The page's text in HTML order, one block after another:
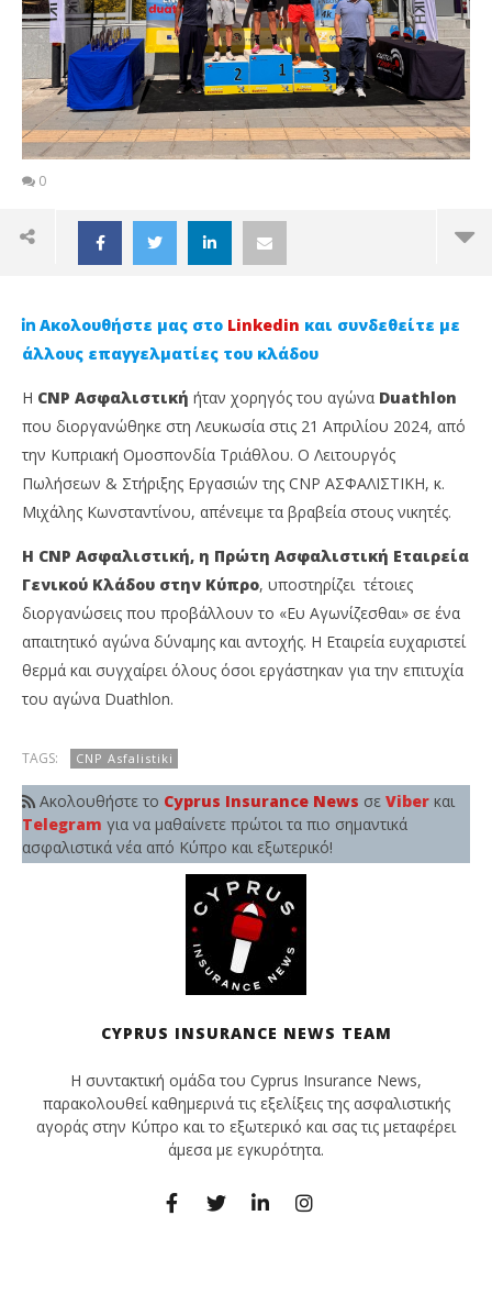
0
NOW VIEWING
CNP Ασφαλιστική – Αγώνας Duathlon Λευκωσία: H
θέληση για πρωτιά!
26
Απριλίου,
2024
News
Team
Ακολουθήστε μας στο Linkedin και συνδεθείτε με
άλλους επαγγελματίες του κλάδου
Η CNP Ασφαλιστική ήταν χορηγός του αγώνα Duathlon
που διοργανώθηκε στη Λευκωσία στις 21 Απριλίου 2024, από
την Κυπριακή Ομοσπονδία Τριάθλου. Ο Λειτουργός
Πωλήσεων & Στήριξης Εργασιών της CNP ΑΣΦΑΛΙΣΤΙΚΗ, κ.
Μιχάλης Κωνσταντίνου, απένειμε τα βραβεία στους νικητές.
Η CNP Ασφαλιστική, η Πρώτη Ασφαλιστική Εταιρεία
Γενικού Κλάδου στην Κύπρο, υποστηρίζει τέτοιες
διοργανώσεις που προβάλλουν το «Ευ Αγωνίζεσθαι» σε ένα
απαιτητικό αγώνα δύναμης και αντοχής. Η Εταιρεία ευχαριστεί
θερμά και συγχαίρει όλους όσοι εργάστηκαν για την επιτυχία
του αγώνα Duathlon.
TAGS: CNP Asfalistiki
Ακολουθήστε το Cyprus Insurance News σε Viber και
Telegram για να μαθαίνετε πρώτοι τα πιο σημαντικά
ασφαλιστικά νέα από Κύπρο και εξωτερικό!
CYPRUS INSURANCE NEWS TEAM
Η συντακτική ομάδα του Cyprus Insurance News,
παρακολουθεί καθημερινά τις εξελίξεις της ασφαλιστικής
αγοράς στην Κύπρο και το εξωτερικό και σας τις μεταφέρει
άμεσα με εγκυρότητα.